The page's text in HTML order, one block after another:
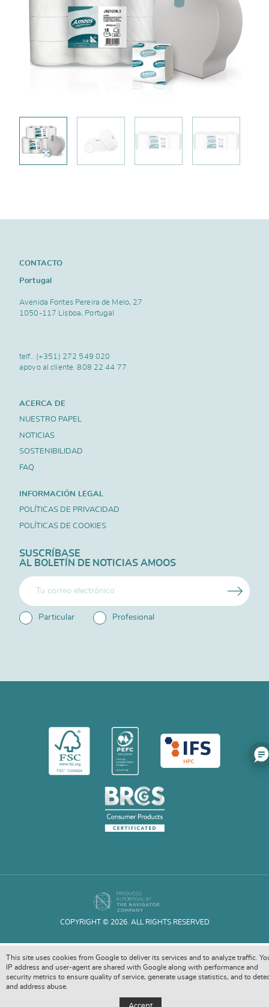
CONTACTO
Portugal
Avenida Fontes Pereira de Melo, 27
1050-117 Lisboa, Portugal
telf.. (+351) 272 549 020
apoyo al cliente.808 22 44 77
ACERCA DE
NUESTRO PAPEL
NOTICIAS
SOSTENIBILIDAD
FAQ
INFORMACIÓN LEGAL
POLÍTICAS DE PRIVACIDAD
POLÍTICAS DE COOKIES
SUSCRÍBASE
AL BOLETÍN DE NOTICIAS AMOOS
Particular Profesional
COPYRIGHT © 2026. ALL RIGHTS RESERVED
This site uses cookies from Google to deliver its services and to analyze traffic.
IP address and user-agent are shared with Google along with performance and
security metrics to ensure quality of service, generate usage statistics, and to
and address abuse.